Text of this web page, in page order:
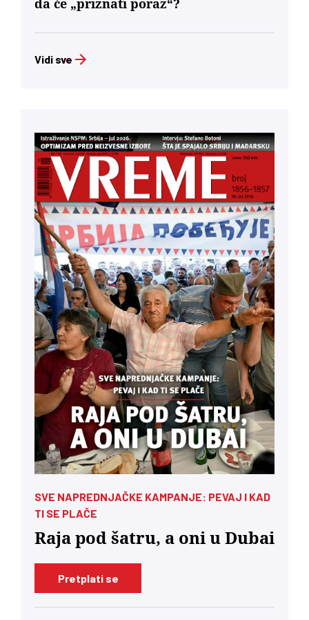
da će „priznati poraz“?
Vidi sve
SVE NAPREDNJAČKE KAMPANJE: PEVAJ I KAD
TI SE PLAČE
Raja pod šatru, a oni u Dubai
Pretplati se